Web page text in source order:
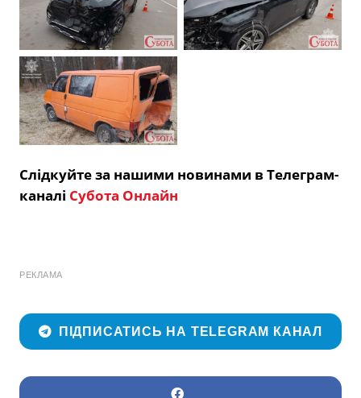
Слідкуйте за нашими новинами в Телеграм-
каналі Субота Онлайн
РЕКЛАМА
ПІДПИСАТИСЬ НА TELEGRAM КАНАЛ